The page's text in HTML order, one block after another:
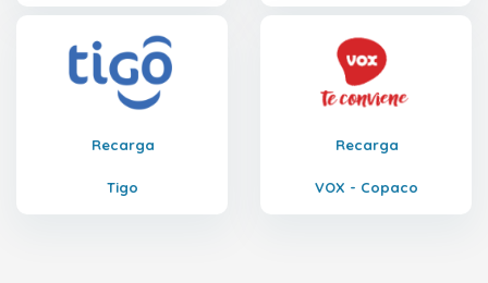
Recarga
Tigo
Recarga
VOX - Copaco